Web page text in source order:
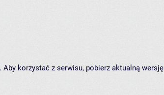
Aby korzystać z serwisu, pobierz aktualną wersję